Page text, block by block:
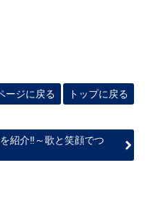
ージに戻る トップに戻る
紹介‼～歌と笑顔でつ